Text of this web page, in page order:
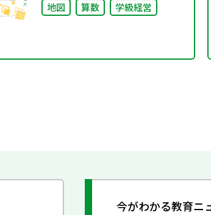
地図
算数 学級経営
今がわかる教育ニ